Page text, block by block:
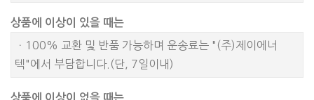
상품에 이상이 있을 때는
ㆍ100% 교환 및 반품 가능하며 운송료는 "(주)제이에너
텍"에서 부담합니다.(단, 7일이내)
상품에 이상이 없을 때는